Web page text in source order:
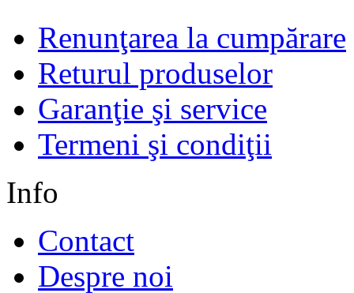
Renunţarea la cumpărare
Returul produselor
Garanţie şi service
Termeni şi condiţii
Info
Contact
Despre noi